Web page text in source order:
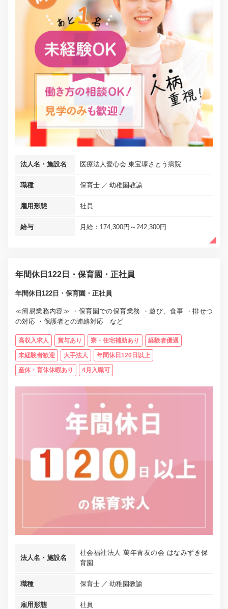
法人名・施設名 医療法人愛心会 東宝塚さとう病院
職種 保育士 幼稚園教諭
雇用形態 社員
給与 月給：174,300円～242,300円
年間休日122日・保育園・正社員
年間休日122日・保育園・正社員
≪簡易業務内容≫ ・保育園での保育業務 ・遊び、食事 ・排せつ
の対応 ・保護者との連絡対応 など
高収入求人 賞与あり 寮・住宅補助あり 経験者優遇
未経験者歓迎 大手法人 年間休日120日以上
産休・育休休暇あり 4月入職可
法人名・施設名
社会福社法人 萬年青友の会 はなみずき保
育園
職種 保育士 幼稚園教諭
雇用形態 社員